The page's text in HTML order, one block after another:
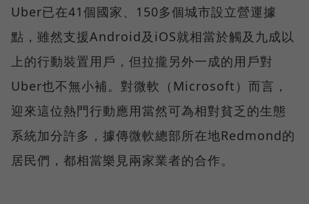
Uber已在41個國家、150多個城市設立營運據
點，雖然支援Android及iOS就相當於觸及九成以
上的行動裝置用戶，但拉攏另外一成的用戶對
Uber也不無小補。對微軟（Microsoft）而言，
迎來這位熱門行動應用當然可為相對貧乏的生態
系統加分許多，據傳微軟總部所在地Redmond的
居民們，都相當樂見兩家業者的合作。